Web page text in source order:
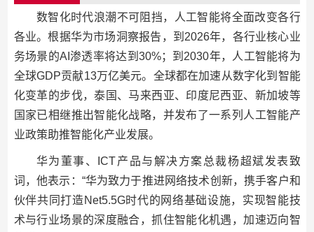
数智化时代浪潮不可阻挡，人工智能将全面改变各行
各业。根据华为市场洞察报告，到2026年，各行业核心业
务场景的AI渗透率将达到30%；到2030年，人工智能将为
全球GDP贡献13万亿美元。全球都在加速从数字化到智能
化变革的步伐，泰国、马来西亚、印度尼西亚、新加坡等
国家已相继推出智能化战略，并发布了一系列人工智能产
业政策助推智能化产业发展。
华为董事、ICT产品与解决方案总裁杨超斌发表致
词，他表示：“华为致力于推进网络技术创新，携手客户和
伙伴共同打造Net5.5G时代的网络基础设施，实现智能技
术与行业场景的深度融合，抓住智能化机遇，加速迈向智